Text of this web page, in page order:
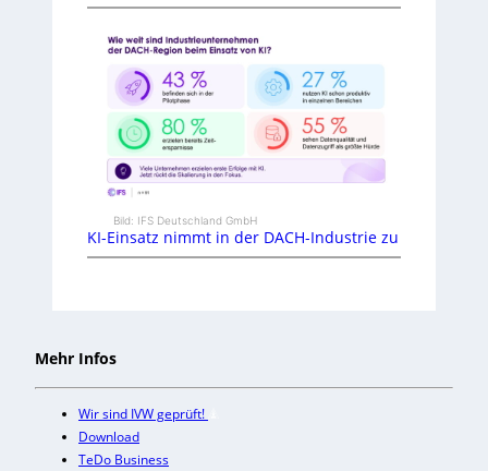
Bild: IFS Deutschland GmbH
KI-Einsatz nimmt in der DACH-Industrie zu
Mehr Infos
Wir sind IVW geprüft!
Download
TeDo Business